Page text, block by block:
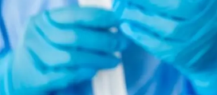
ECONOMIA E LAVORO
EVENTI
SPORT